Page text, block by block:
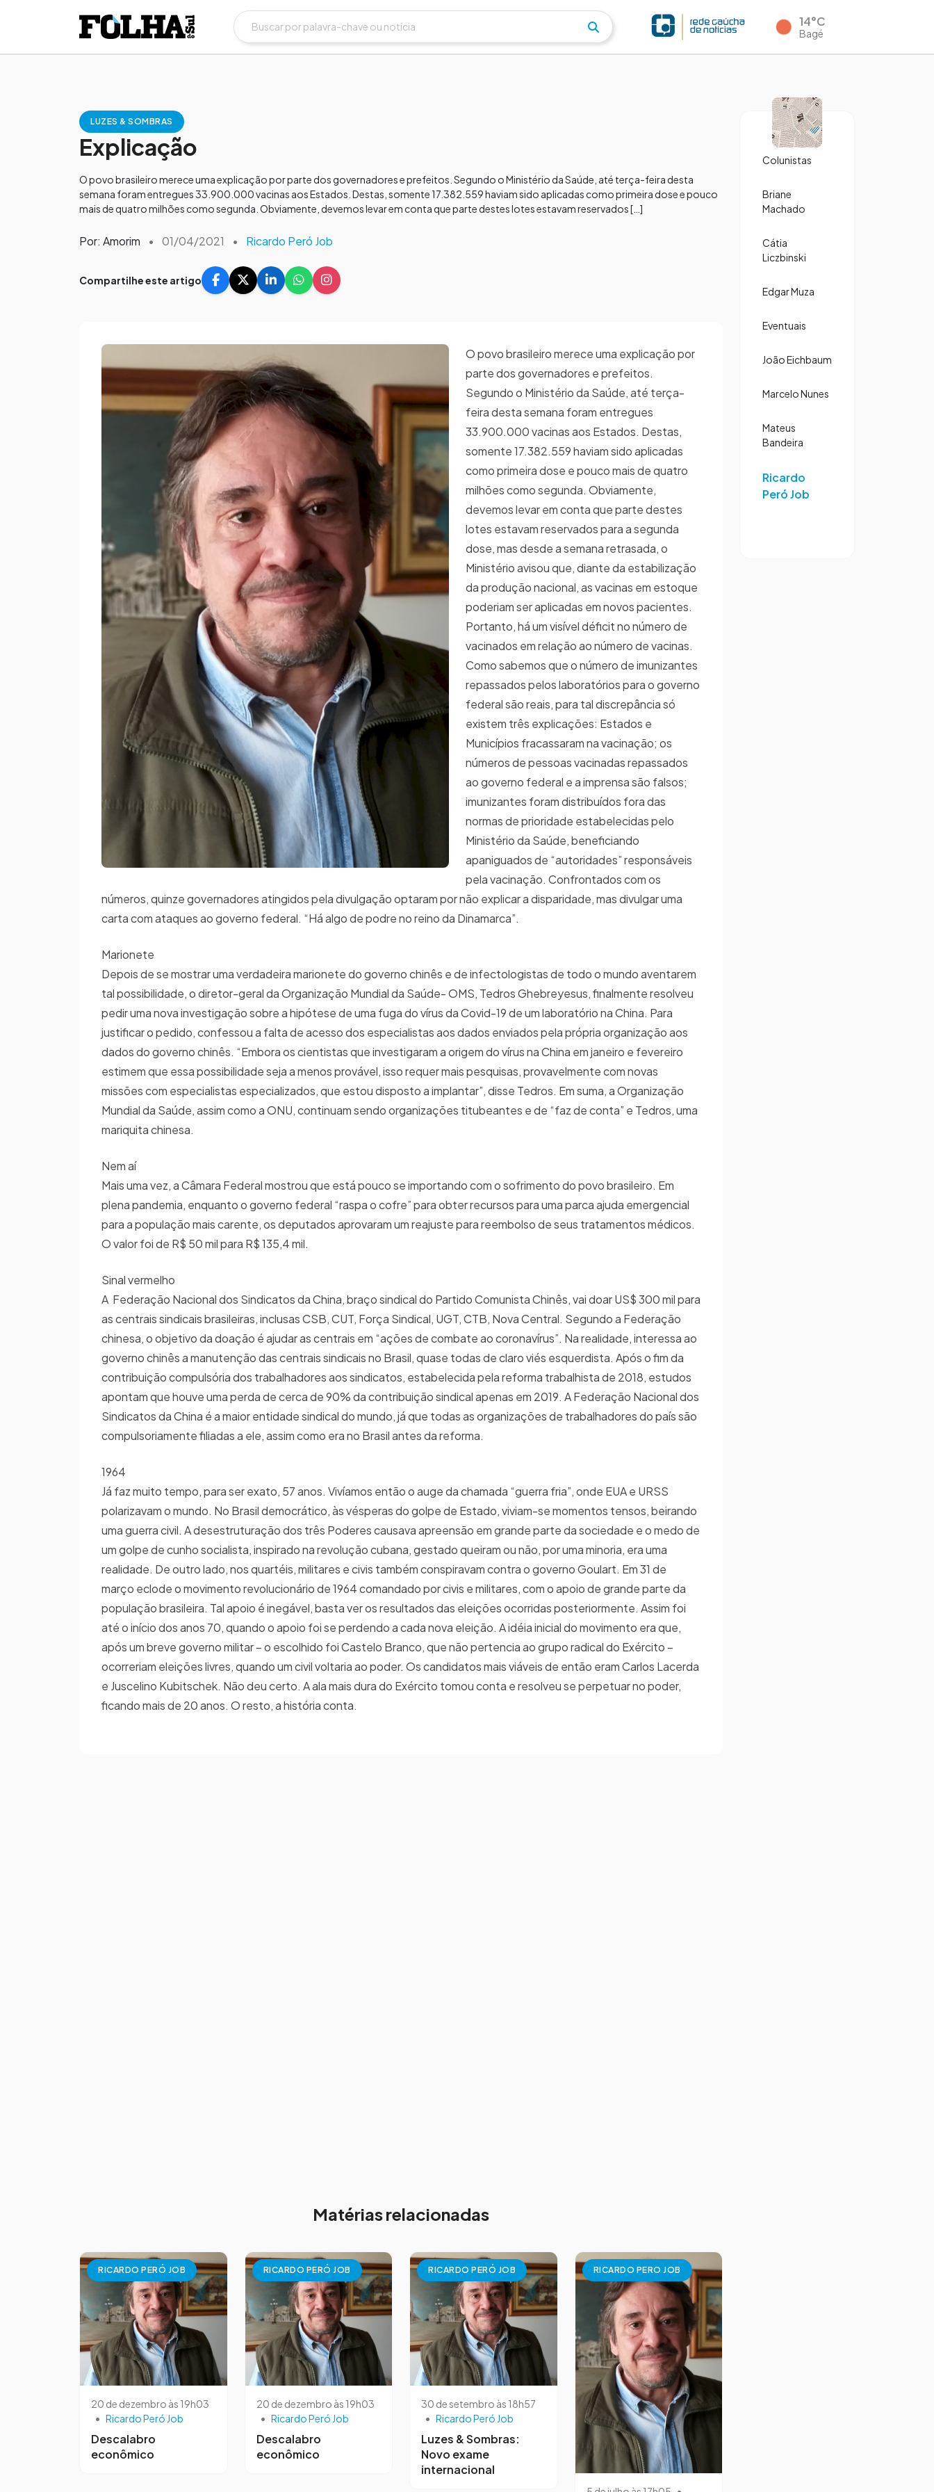
14°C
Bagé
LUZES & SOMBRAS
Explicação
O povo brasileiro merece uma explicação por parte dos governadores e prefeitos. Segundo o Ministério da Saúde, até terça-feira desta
semana foram entregues 33.900.000 vacinas aos Estados. Destas, somente 17.382.559 haviam sido aplicadas como primeira dose e pouco
mais de quatro milhões como segunda. Obviamente, devemos levar em conta que parte destes lotes estavam reservados […]
Por: Amorim • 01/04/2021 • Ricardo Peró Job
Compartilhe este artigo
O povo brasileiro merece uma explicação por
parte dos governadores e prefeitos.
Segundo o Ministério da Saúde, até terça-
feira desta semana foram entregues
33.900.000 vacinas aos Estados. Destas,
somente 17.382.559 haviam sido aplicadas
como primeira dose e pouco mais de quatro
milhões como segunda. Obviamente,
devemos levar em conta que parte destes
lotes estavam reservados para a segunda
dose, mas desde a semana retrasada, o
Ministério avisou que, diante da estabilização
da produção nacional, as vacinas em estoque
poderiam ser aplicadas em novos pacientes.
Portanto, há um visível déficit no número de
vacinados em relação ao número de vacinas.
Como sabemos que o número de imunizantes
repassados pelos laboratórios para o governo
federal são reais, para tal discrepância só
existem três explicações: Estados e
Municípios fracassaram na vacinação; os
números de pessoas vacinadas repassados
ao governo federal e a imprensa são falsos;
imunizantes foram distribuídos fora das
normas de prioridade estabelecidas pelo
Ministério da Saúde, beneficiando
apaniguados de “autoridades” responsáveis
pela vacinação. Confrontados com os
números, quinze governadores atingidos pela divulgação optaram por não explicar a disparidade, mas divulgar uma
carta com ataques ao governo federal. “Há algo de podre no reino da Dinamarca”.
Marionete
Depois de se mostrar uma verdadeira marionete do governo chinês e de infectologistas de todo o mundo aventarem
tal possibilidade, o diretor-geral da Organização Mundial da Saúde- OMS, Tedros Ghebreyesus, finalmente resolveu
pedir uma nova investigação sobre a hipótese de uma fuga do vírus da Covid-19 de um laboratório na China. Para
justificar o pedido, confessou a falta de acesso dos especialistas aos dados enviados pela própria organização aos
dados do governo chinês. “Embora os cientistas que investigaram a origem do vírus na China em janeiro e fevereiro
estimem que essa possibilidade seja a menos provável, isso requer mais pesquisas, provavelmente com novas
missões com especialistas especializados, que estou disposto a implantar”, disse Tedros. Em suma, a Organização
Mundial da Saúde, assim como a ONU, continuam sendo organizações titubeantes e de “faz de conta” e Tedros, uma
mariquita chinesa.
Nem aí
Mais uma vez, a Câmara Federal mostrou que está pouco se importando com o sofrimento do povo brasileiro. Em
plena pandemia, enquanto o governo federal “raspa o cofre” para obter recursos para uma parca ajuda emergencial
para a população mais carente, os deputados aprovaram um reajuste para reembolso de seus tratamentos médicos.
O valor foi de R$ 50 mil para R$ 135,4 mil.
Sinal vermelho
A Federação Nacional dos Sindicatos da China, braço sindical do Partido Comunista Chinês, vai doar US$ 300 mil para
as centrais sindicais brasileiras, inclusas CSB, CUT, Força Sindical, UGT, CTB, Nova Central. Segundo a Federação
chinesa, o objetivo da doação é ajudar as centrais em “ações de combate ao coronavírus”. Na realidade, interessa ao
governo chinês a manutenção das centrais sindicais no Brasil, quase todas de claro viés esquerdista. Após o fim da
contribuição compulsória dos trabalhadores aos sindicatos, estabelecida pela reforma trabalhista de 2018, estudos
apontam que houve uma perda de cerca de 90% da contribuição sindical apenas em 2019. A Federação Nacional dos
Sindicatos da China é a maior entidade sindical do mundo, já que todas as organizações de trabalhadores do país são
compulsoriamente filiadas a ele, assim como era no Brasil antes da reforma.
1964
Já faz muito tempo, para ser exato, 57 anos. Vivíamos então o auge da chamada “guerra fria”, onde EUA e URSS
polarizavam o mundo. No Brasil democrático, às vésperas do golpe de Estado, viviam-se momentos tensos, beirando
uma guerra civil. A desestruturação dos três Poderes causava apreensão em grande parte da sociedade e o medo de
um golpe de cunho socialista, inspirado na revolução cubana, gestado queiram ou não, por uma minoria, era uma
realidade. De outro lado, nos quartéis, militares e civis também conspiravam contra o governo Goulart. Em 31 de
março eclode o movimento revolucionário de 1964 comandado por civis e militares, com o apoio de grande parte da
população brasileira. Tal apoio é inegável, basta ver os resultados das eleições ocorridas posteriormente. Assim foi
até o início dos anos 70, quando o apoio foi se perdendo a cada nova eleição. A idéia inicial do movimento era que,
após um breve governo militar – o escolhido foi Castelo Branco, que não pertencia ao grupo radical do Exército –
ocorreriam eleições livres, quando um civil voltaria ao poder. Os candidatos mais viáveis de então eram Carlos Lacerda
e Juscelino Kubitschek. Não deu certo. A ala mais dura do Exército tomou conta e resolveu se perpetuar no poder,
ficando mais de 20 anos. O resto, a história conta.
Matérias relacionadas
RICARDO PERÓ JOB
20 de dezembro às 19h03
• Ricardo Peró Job
Descalabro
econômico
RICARDO PERÓ JOB
20 de dezembro às 19h03
• Ricardo Peró Job
Descalabro
econômico
RICARDO PERÓ JOB
30 de setembro às 18h57
• Ricardo Peró Job
Luzes & Sombras:
Novo exame
internacional
RICARDO PERO JOB
Colunistas
Briane
Machado
Cátia
Liczbinski
Edgar Muza
Eventuais
João Eichbaum
Marcelo Nunes
Mateus
Bandeira
Ricardo
Peró Job